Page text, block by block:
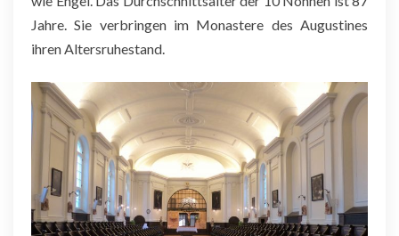
Jahre. Sie verbringen im Monastere des Augustines
ihren Altersruhestand.